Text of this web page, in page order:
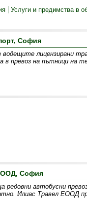
Услуги и предимства в
София
лицензирани
в превоз на пътници на
София
автобусни
Илиас Травел ЕООД